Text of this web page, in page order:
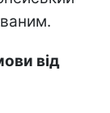
від